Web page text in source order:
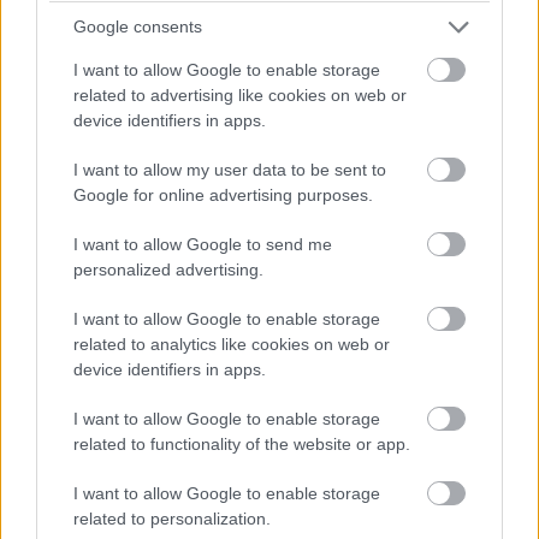
Google consents
I want to allow Google to enable storage
related to advertising like cookies on web or
device identifiers in apps.
I want to allow my user data to be sent to
Google for online advertising purposes.
I want to allow Google to send me
personalized advertising.
I want to allow Google to enable storage
related to analytics like cookies on web or
device identifiers in apps.
I want to allow Google to enable storage
related to functionality of the website or app.
I want to allow Google to enable storage
related to personalization.
Végül is két iPhone frissítés formájában találta meg a
megoldást: az MN482ZD/A modellszámú egység egy
MQ6K2ZD/A egy iPhone 8 64 gigabájt tárolóval.